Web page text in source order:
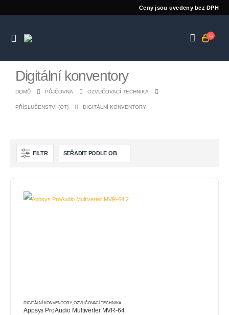
Ceny jsou uvedeny bez DPH
Digitální konventory
DOMŮ PŮJČOVNA OZVUČOVACÍ TECHNIKA
PŘÍSLUŠENSTVÍ (OT) DIGITÁLNÍ KONVENTORY
FILTR
DIGITÁLNÍ KONVENTORY, OZVUČOVACÍ TECHNIKA
Appsys ProAudio Multiverter MVR-64